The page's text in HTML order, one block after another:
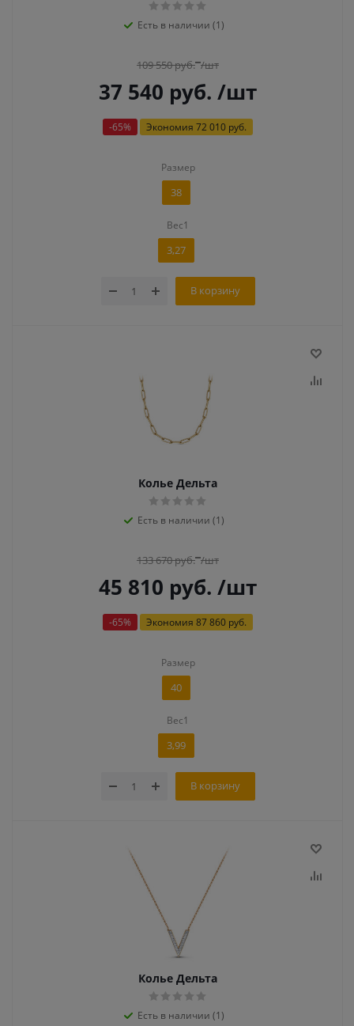
Есть в наличии (1)
109 550руб. /шт
37 540 руб. /шт
-65% Экономия 72 010 руб.
Размер
38
Вес1
3,27
В корзину
Колье Дельта
Есть в наличии (1)
133 670руб. /шт
45 810 руб. /шт
-65% Экономия 87 860 руб.
Размер
40
Вес1
3,99
В корзину
Колье Дельта
Есть в наличии (1)